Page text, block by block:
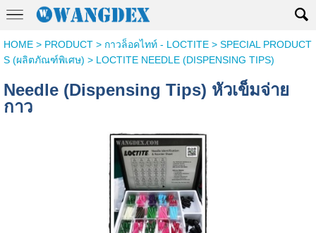
HOME> PRODUCT> กาวล็อคไทท์ - LOCTITE> SPECIAL PRODUCT
S (ผลิตภัณฑ์พิเศษ) > LOCTITE NEEDLE (DISPENSING TIPS)
Needle (Dispensing Tips) หัวเข็มจ่าย
กาว